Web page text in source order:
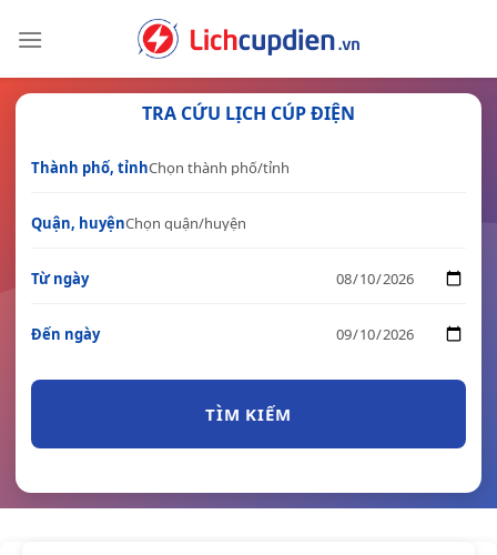
TRA CỨU LỊCH CÚP ĐIỆN
Thành phố, tỉnh
Quận, huyện
Từ ngày
Đến ngày
TÌM KIẾM